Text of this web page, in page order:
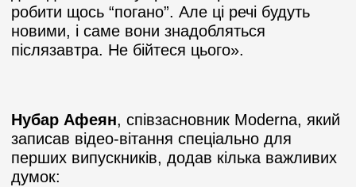
робити щось “погано”. Але ці речі будуть
новими, і саме вони знадобляться
післязавтра. Не бійтеся цього».
Нубар Афеян, співзасновник Moderna, який
записав відео-вітання спеціально для
перших випускників, додав кілька важливих
думок: